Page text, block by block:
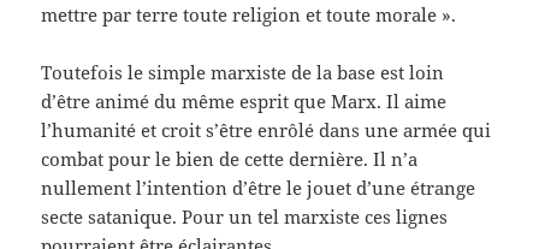
mettre par terre toute religion et toute morale ».
Toutefois le simple marxiste de la base est loin
d’être animé du même esprit que Marx. Il aime
l’humanité et croit s’être enrôlé dans une armée qui
combat pour le bien de cette dernière. Il n’a
nullement l’intention d’être le jouet d’une étrange
secte satanique. Pour un tel marxiste ces lignes